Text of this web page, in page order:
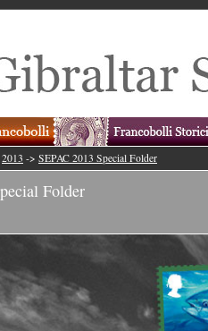
2013 -> SEPAC 2013 Special Folder
Folder